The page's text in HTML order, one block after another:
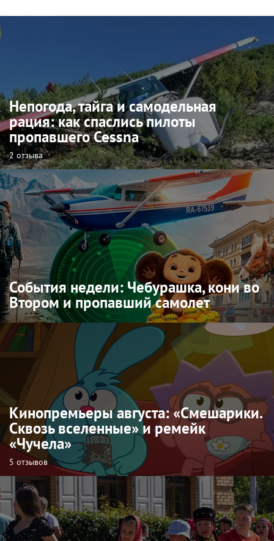
Непогода, тайга и самодельная
рация: как спаслись пилоты
пропавшего Cessna
2 отзыва
События недели: Чебурашка, кони во
Втором и пропавший самолет
Кинопремьеры августа: «Смешарики.
Сквозь вселенные» и ремейк
«Чучела»
5 отзывов